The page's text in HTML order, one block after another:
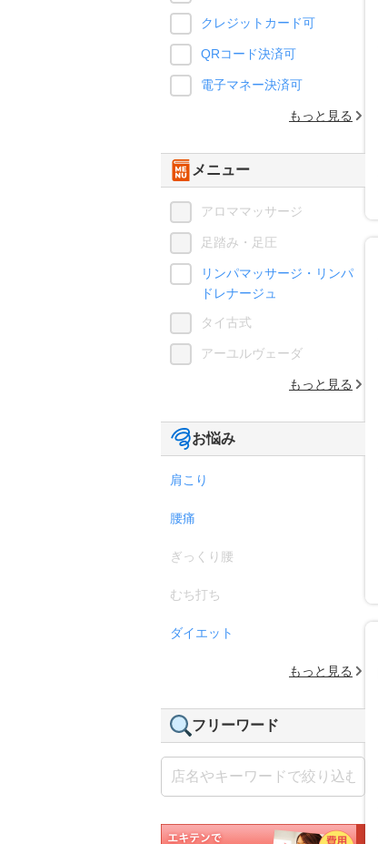
クレジットカード可
QRコード決済可
電子マネー決済可
もっと見る
メニュー
アロママッサージ
足踏み・足圧
リンパマッサージ・リンパ
ドレナージュ
タイ古式
アーユルヴェーダ
もっと見る
お悩み
肩こり
腰痛
ぎっくり腰
むち打ち
ダイエット
もっと見る
フリーワード